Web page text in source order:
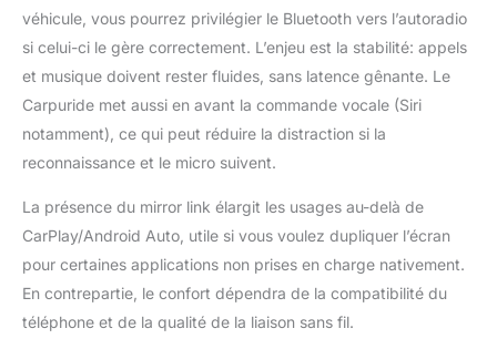
meilleures
fonctionnalités de votre
téléphone dans un
écran tactile HD propre,
gérez sans fil la
navigation GPS, la
téléphoniques, la
musique Bluetooth, Siri.
Remarque : Compatible
avec iOS 6 et supérieur,
Android 11 et supérieur.
Non compatible avec
véhicule, vous pourrez privilégier le Bluetooth vers l’autoradio
si celui-ci le gère correctement. L’enjeu est la stabilité: appels
et musique doivent rester fluides, sans latence gênante. Le
Carpuride met aussi en avant la commande vocale (Siri
notamment), ce qui peut réduire la distraction si la
reconnaissance et le micro suivent.
La présence du mirror link élargit les usages au-delà de
CarPlay/Android Auto, utile si vous voulez dupliquer l’écran
pour certaines applications non prises en charge nativement.
En contrepartie, le confort dépendra de la compatibilité du
téléphone et de la qualité de la liaison sans fil.